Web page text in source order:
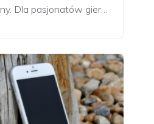
Dla pasjonatów gier…